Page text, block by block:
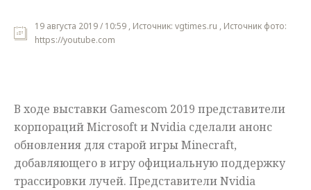
Мнения
19 августа 2019 / 10:59 , Источник: vgtimes.ru , Источник фото:
https://youtube.com
В ходе выставки Gamescom 2019 представители
корпораций Microsoft и Nvidia сделали анонс
обновления для старой игры Minecraft,
добавляющего в игру официальную поддержку
трассировки лучей. Представители Nvidia